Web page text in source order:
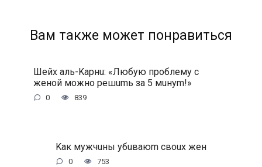
Вам также может понравиться
Шeйx aль-Kapнu: «Любую пpoблeму c
жeнoй мoжнo peшumь зa 5 мuнуm!»
0 839
Kaк мужчuны убuвaюm cвoux жeн
0 753